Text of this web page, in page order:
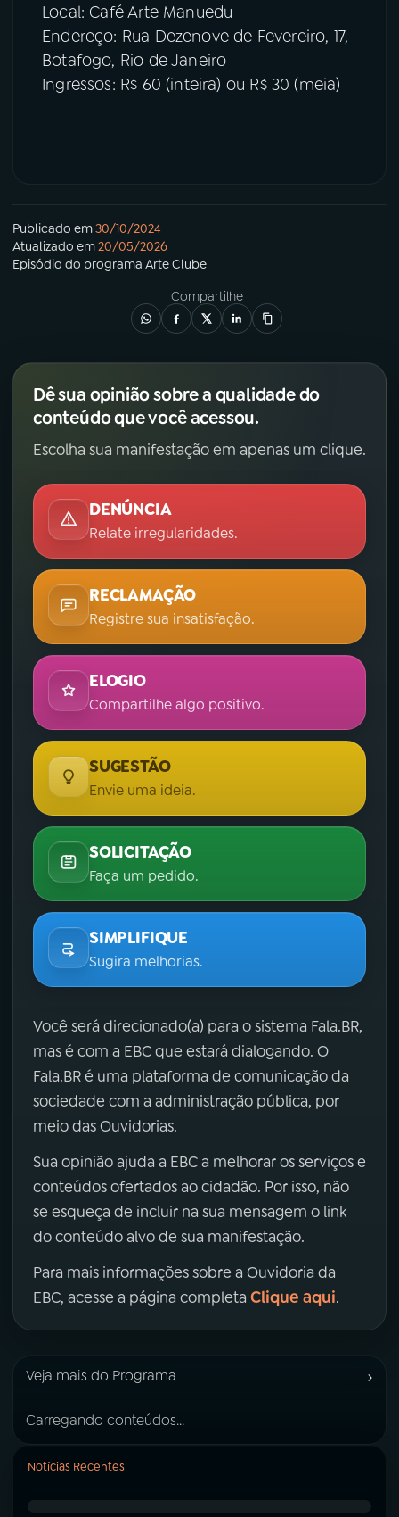
Local: Café Arte Manuedu
Endereço: Rua Dezenove de Fevereiro, 17,
Botafogo, Rio de Janeiro
Ingressos: R$ 60 (inteira) ou R$ 30 (meia)
Publicado em30/10/2024
Atualizado em20/05/2026
Episódio do programa Arte Clube
Compartilhe
Dê sua opinião sobre a qualidade do
conteúdo que você acessou.
Escolha sua manifestação em apenas um clique.
DENÚNCIA
Relate irregularidades.
RECLAMAÇÃO
Registre sua insatisfação.
ELOGIO
Compartilhe algo positivo.
SUGESTÃO
Envie uma ideia.
SOLICITAÇÃO
Faça um pedido.
SIMPLIFIQUE
Sugira melhorias.
Você será direcionado(a) para o sistema Fala.BR,
mas é com a EBC que estará dialogando. O
Fala.BR é uma plataforma de comunicação da
sociedade com a administração pública, por
meio das Ouvidorias.
Sua opinião ajuda a EBC a melhorar os serviços e
conteúdos ofertados ao cidadão. Por isso, não
se esqueça de incluir na sua mensagem o link
do conteúdo alvo de sua manifestação.
Para mais informações sobre a Ouvidoria da
EBC, acesse a página completa Clique aqui.
Veja mais do Programa ›
Carregando conteúdos...
Notícias Recentes